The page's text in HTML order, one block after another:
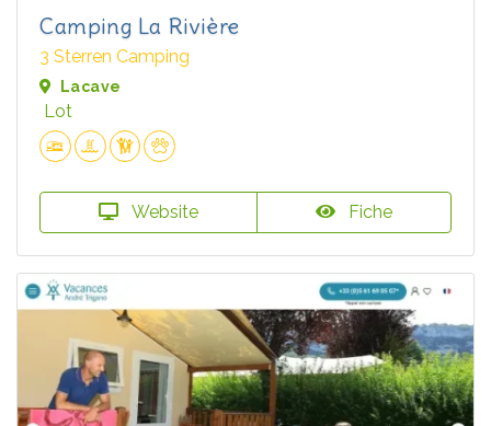
Camping La Rivière
3 Sterren Camping
Lacave
Lot
Website Fiche